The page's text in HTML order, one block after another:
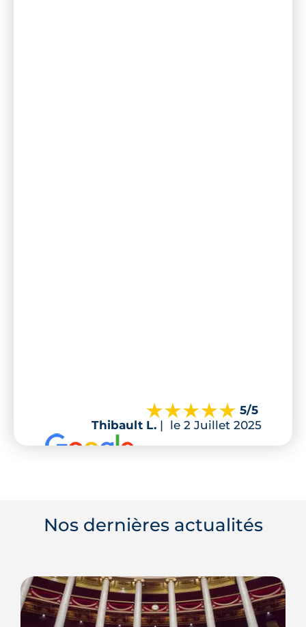
5/5
Thibault L. | le 2 Juillet 2025
Nos dernières actualités